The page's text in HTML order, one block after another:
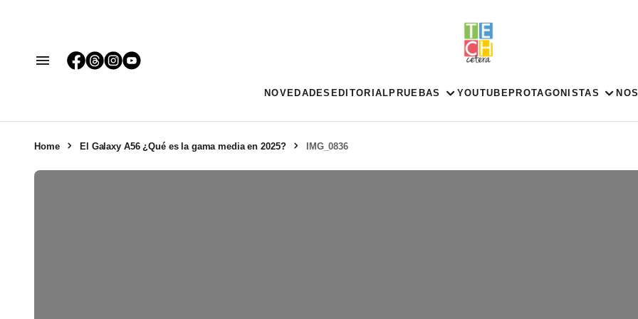
NOVEDADES EDITORIAL PRUEBAS YOUTUBE PROTAGONISTAS
Home El Galaxy A56 ¿Qué es la gama media en 2025? IMG_0836